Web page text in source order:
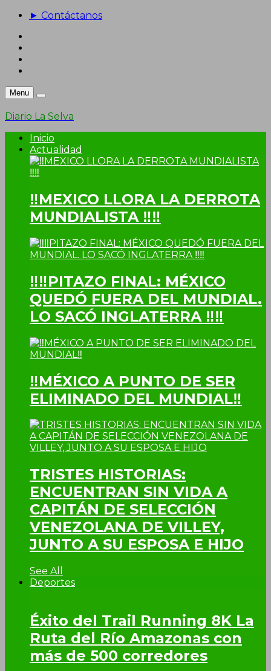
► Contáctanos
Menu
Diario La Selva
Inicio
Actualidad
‼MEXICO LLORA LA DERROTA
MUNDIALISTA ‼‼
‼‼PITAZO FINAL: MÉXICO
QUEDÓ FUERA DEL MUNDIAL.
LO SACÓ INGLATERRA ‼‼
‼MÉXICO A PUNTO DE SER
ELIMINADO DEL MUNDIAL‼
TRISTES HISTORIAS:
ENCUENTRAN SIN VIDA A
CAPITÁN DE SELECCIÓN
VENEZOLANA DE VILLEY,
JUNTO A SU ESPOSA E HIJO
See All
Deportes
Éxito del Trail Running 8K La
Ruta del Río Amazonas con
más de 500 corredores